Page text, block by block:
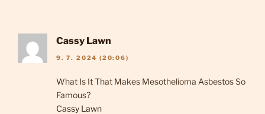
Cassy Lawn
9. 7. 2024 (20:06)
What Is It That Makes Mesothelioma Asbestos So
Famous?
Cassy Lawn